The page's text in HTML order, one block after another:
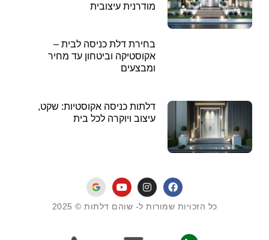
מודרנית עיצובית
בחירת דלת כניסה לבית –
אקוסטיקה וביטחון עד מחיר
ומבצעים
דלתות כניסה אקוסטיות: שקט,
עיצוב ויוקרה לכל בית
כל הזכויות שמורות ל- שוהם דלתות © 2025